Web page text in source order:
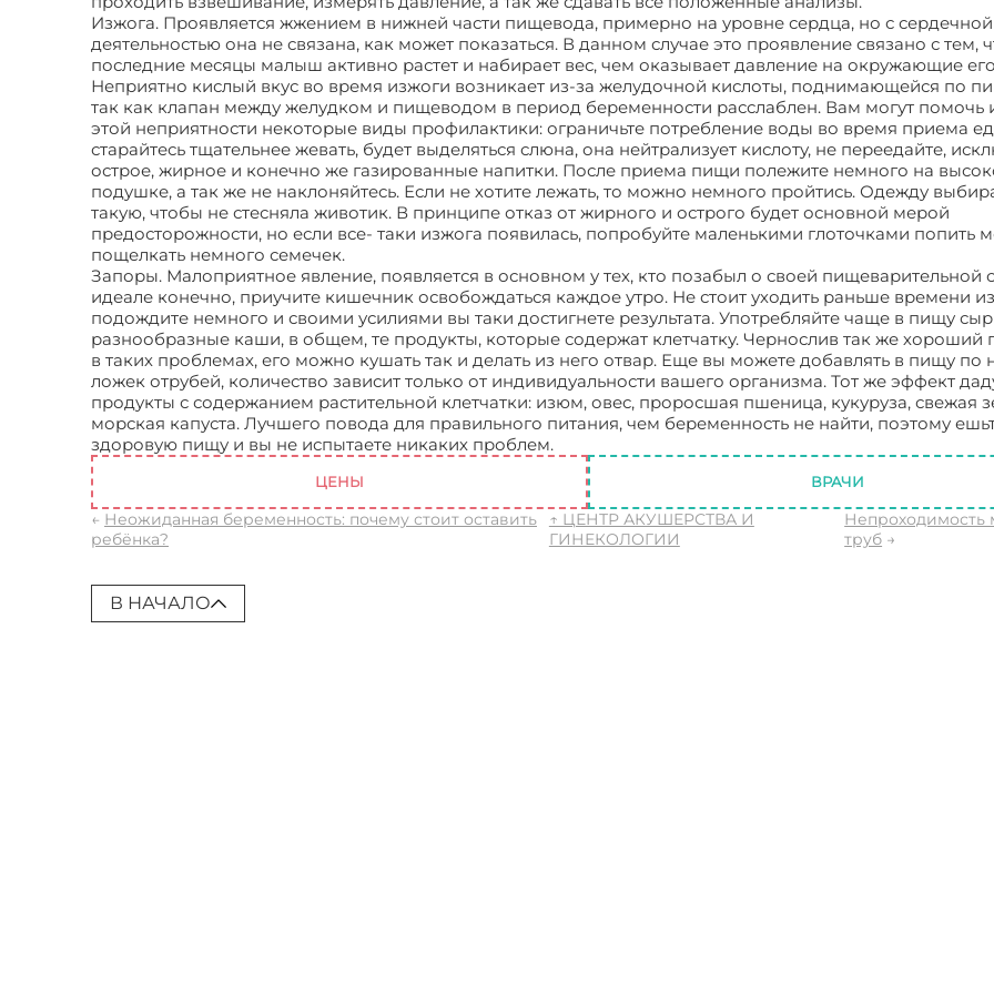
Изжога. Проявляется жжением в нижней части пищевода, примерно на уровне сердца, но с сердечной
деятельностью она не связана, как может показаться. В данном случае это проявление связано с тем,
последние месяцы малыш активно растет и набирает вес, чем оказывает давление на окружающие
Неприятно кислый вкус во время изжоги возникает из-за желудочной кислоты, поднимающейся по
так как клапан между желудком и пищеводом в период беременности расслаблен. Вам могут помочь
этой неприятности некоторые виды профилактики: ограничьте потребление воды во время приема
старайтесь тщательнее жевать, будет выделяться слюна, она нейтрализует кислоту, не переедайте,
острое, жирное и конечно же газированные напитки. После приема пищи полежите немного на
подушке, а так же не наклоняйтесь. Если не хотите лежать, то можно немного пройтись. Одежду
такую, чтобы не стесняла животик. В принципе отказ от жирного и острого будет основной мерой
предосторожности, но если все- таки изжога появилась, попробуйте маленькими глоточками попить
пощелкать немного семечек.
Запоры. Малоприятное явление, появляется в основном у тех, кто позабыл о своей пищеварительной
идеале конечно, приучите кишечник освобождаться каждое утро. Не стоит уходить раньше времени из
подождите немного и своими усилиями вы таки достигнете результата. Употребляйте чаще в пищу
разнообразные каши, в общем, те продукты, которые содержат клетчатку. Чернослив так же
в таких проблемах, его можно кушать так и делать из него отвар. Еще вы можете добавлять в пищу по
ложек отрубей, количество зависит только от индивидуальности вашего организма. Тот же эффект
продукты с содержанием растительной клетчатки: изюм, овес, проросшая пшеница, кукуруза, свежая
морская капуста. Лучшего повода для правильного питания, чем беременность не найти, поэтому
здоровую пищу и вы не испытаете никаких проблем.
ЦЕНЫ ВРАЧИ
← Неожиданная беременность: почему стоит оставить
ребёнка?
↑ ЦЕНТР АКУШЕРСТВА И
ГИНЕКОЛОГИИ
Непроходимость
труб →
В НАЧАЛО